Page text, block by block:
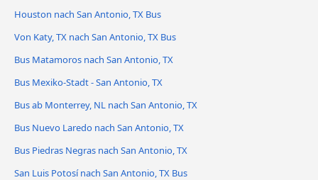
Houston nach San Antonio, TX Bus
Von Katy, TX nach San Antonio, TX Bus
Bus Matamoros nach San Antonio, TX
Bus Mexiko-Stadt - San Antonio, TX
Bus ab Monterrey, NL nach San Antonio, TX
Bus Nuevo Laredo nach San Antonio, TX
Bus Piedras Negras nach San Antonio, TX
San Luis Potosí nach San Antonio, TX Bus